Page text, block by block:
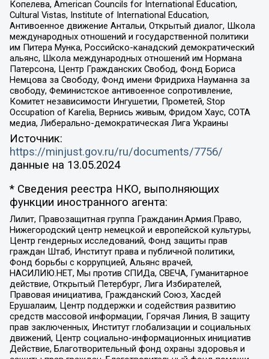
Копелева, American Councils for International Education,
Cultural Vistas, Institute of International Education,
Антивоенное движение Антальи, Открытый диалог, Школа
международных отношений и государственной политики
им Питера Мунка, Российско-канадский демократический
альянс, Школа международных отношений им Нормана
Патерсона, Центр Гражданских Свобод, Фонд Бориса
Немцова за Свободу, Фонд имени Фридриха Науманна за
свободу, Феминистское антивоенное сопротивление,
Комитет независимости Ингушетии, Прометей, Stop
Occupation of Karelia, Вернись живым, Фридом Хаус, СОТА
медиа, Либерально-демократическая Лига Украины
Источник:
https://minjust.gov.ru/ru/documents/7756/
данные на 13.05.2024
* Сведения реестра НКО, выполняющих
функции иностранного агента:
Лилит, Правозащитная группа Гражданин.Армия.Право,
Нижегородский центр немецкой и европейской культуры,
Центр гендерных исследований, Фонд защиты прав
граждан Штаб, Институт права и публичной политики,
Фонд борьбы с коррупцией, Альянс врачей,
НАСИЛИЮ.НЕТ, Мы против СПИДа, СВЕЧА, Гуманитарное
действие, Открытый Петербург, Лига Избирателей,
Правовая инициатива, Гражданский Союз, Хасдей
Ерушалаим, Центр поддержки и содействия развитию
средств массовой информации, Горячая Линия, В защиту
прав заключенных, Институт глобализации и социальных
движений, Центр социально-информационных инициатив
Действие, Благотворительный фонд охраны здоровья и